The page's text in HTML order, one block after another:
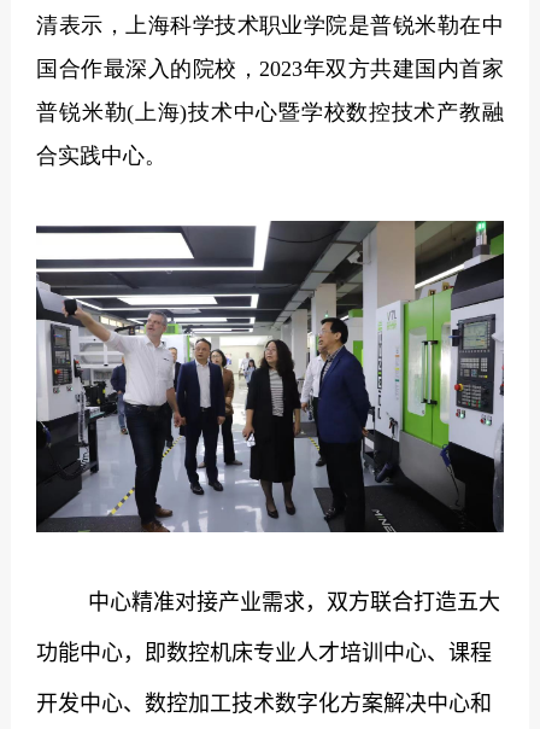
清表示，上海科学技术职业学院是普锐米勒在中
国合作最深入的院校，2023年双方共建国内首家
普锐米勒(上海)技术中心暨学校数控技术产教融
合实践中心。
中心精准对接产业需求，双方联合打造五大
功能中心，即数控机床专业人才培训中心、课程
开发中心、数控加工技术数字化方案解决中心和